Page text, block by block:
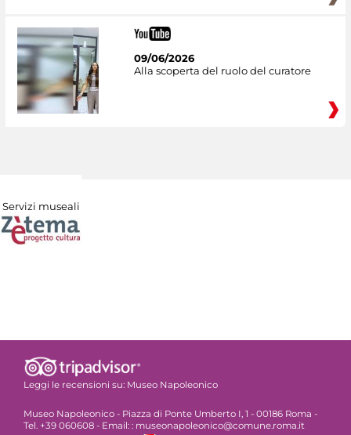
09/06/2026
Alla scoperta del ruolo del curatore
Servizi museali
Leggi le recensioni su: Museo Napoleonico
Museo Napoleonico - Piazza di Ponte Umberto I, 1 - 00186 Roma -
Tel. +39 060608 - Email: : museonapoleonico@comune.roma.it